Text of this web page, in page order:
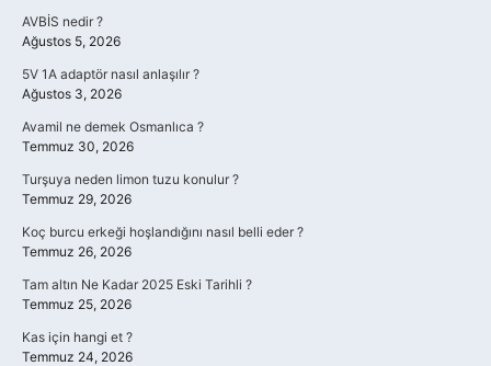
AVBİS nedir ?
Ağustos 5, 2026
5V 1A adaptör nasıl anlaşılır ?
Ağustos 3, 2026
Avamil ne demek Osmanlıca ?
Temmuz 30, 2026
Turşuya neden limon tuzu konulur ?
Temmuz 29, 2026
Koç burcu erkeği hoşlandığını nasıl belli eder ?
Temmuz 26, 2026
Tam altın Ne Kadar 2025 Eski Tarihli ?
Temmuz 25, 2026
Kas için hangi et ?
Temmuz 24, 2026